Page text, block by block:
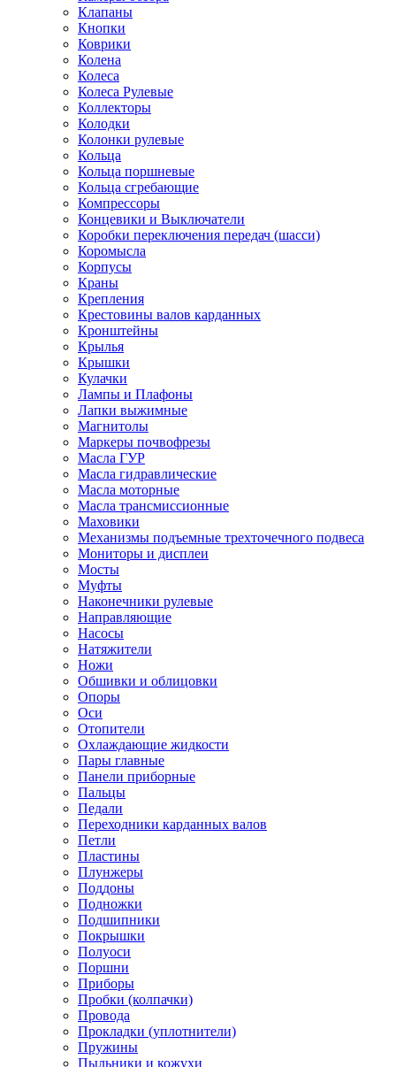
Клапаны
Кнопки
Коврики
Колена
Колеса
Колеса Рулевые
Коллекторы
Колодки
Колонки рулевые
Кольца
Кольца поршневые
Кольца сгребающие
Компрессоры
Концевики и Выключатели
Коробки переключения передач (шасси)
Коромысла
Корпусы
Краны
Крепления
Крестовины валов карданных
Кронштейны
Крылья
Крышки
Кулачки
Лампы и Плафоны
Лапки выжимные
Магнитолы
Маркеры почвофрезы
Масла ГУР
Масла гидравлические
Масла моторные
Масла трансмиссионные
Маховики
Механизмы подъемные трехточечного подвеса
Мониторы и дисплеи
Мосты
Муфты
Наконечники рулевые
Направляющие
Насосы
Натяжители
Ножи
Обшивки и облицовки
Опоры
Оси
Отопители
Охлаждающие жидкости
Пары главные
Панели приборные
Пальцы
Педали
Переходники карданных валов
Петли
Пластины
Плунжеры
Поддоны
Подножки
Подшипники
Покрышки
Полуоси
Поршни
Приборы
Пробки (колпачки)
Провода
Прокладки (уплотнители)
Пружины
Пыльники и кожухи